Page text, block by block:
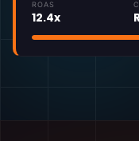
ROAS
12.4x